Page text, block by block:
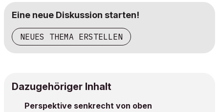
Eine neue Diskussion starten!
NEUES THEMA ERSTELLEN
Dazugehöriger Inhalt
Perspektive senkrecht von oben